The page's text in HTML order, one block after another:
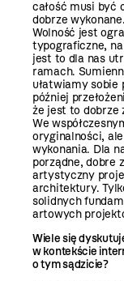
całość musi być
dobrze wykonane.
Wolność jest
typograficzne,
jest to dla nas
ramach.
ułatwiamy
później
że jest to dobrze
We
oryginalności,
wykonania. Dla
porządne, dobre
artystyczny
architektury.
solidnych
artowych
Wiele się
w kontekście
o tym sądzicie?